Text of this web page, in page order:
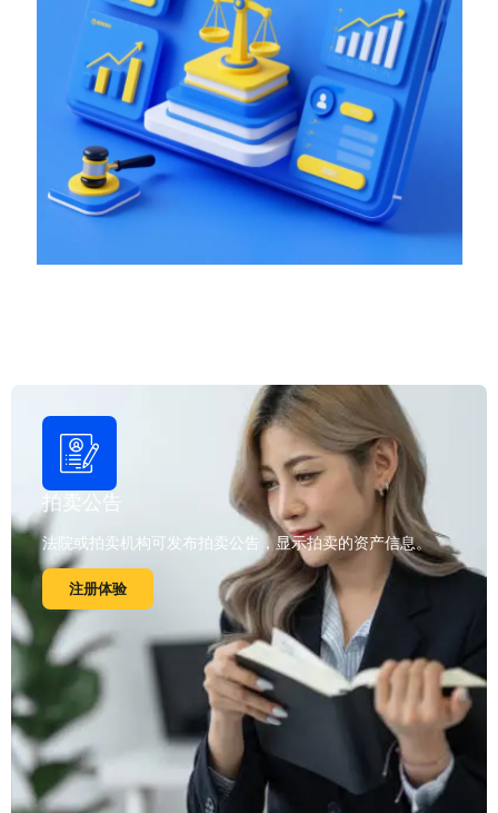
拍卖公告
法院或拍卖机构可发布拍卖公告，显示拍卖的资产信息。
注册体验